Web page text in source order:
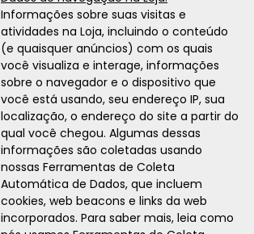
Informações sobre suas visitas e
atividades na Loja, incluindo o conteúdo
(e quaisquer anúncios) com os quais
você visualiza e interage, informações
sobre o navegador e o dispositivo que
você está usando, seu endereço IP, sua
localização, o endereço do site a partir do
qual você chegou. Algumas dessas
informações são coletadas usando
nossas Ferramentas de Coleta
Automática de Dados, que incluem
cookies, web beacons e links da web
incorporados. Para saber mais, leia como